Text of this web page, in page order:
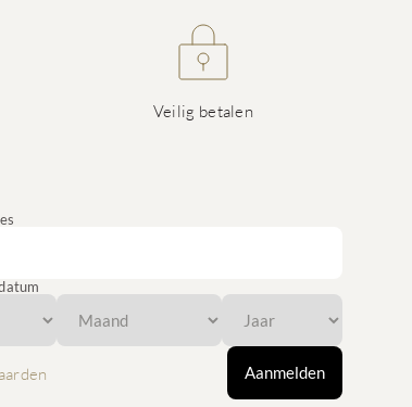
Veilig betalen
Aanmelden